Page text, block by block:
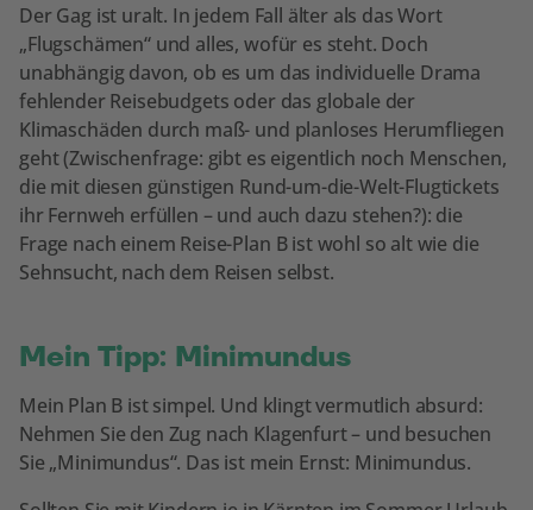
Der Gag ist uralt. In jedem Fall älter als das Wort
„Flugschämen“ und alles, wofür es steht. Doch
unabhängig davon, ob es um das individuelle Drama
fehlender Reisebudgets oder das globale der
Klimaschäden durch maß- und planloses Herumfliegen
geht (Zwischenfrage: gibt es eigentlich noch Menschen,
die mit diesen günstigen Rund-um-die-Welt-Flugtickets
ihr Fernweh erfüllen – und auch dazu stehen?): die
Frage nach einem Reise-Plan B ist wohl so alt wie die
Sehnsucht, nach dem Reisen selbst.
Mein Tipp: Minimundus
Mein Plan B ist simpel. Und klingt vermutlich absurd:
Nehmen Sie den Zug nach Klagenfurt – und besuchen
Sie „Minimundus“. Das ist mein Ernst: Minimundus.